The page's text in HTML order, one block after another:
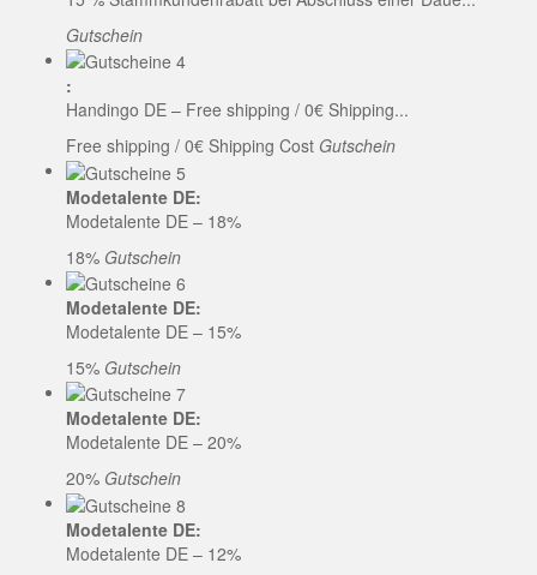
Gutschein
:
Handingo DE – Free shipping / 0€ Shipping...
Free shipping / 0€ Shipping Cost Gutschein
Modetalente DE:
Modetalente DE – 18%
18% Gutschein
Modetalente DE:
Modetalente DE – 15%
15% Gutschein
Modetalente DE:
Modetalente DE – 20%
20% Gutschein
Modetalente DE:
Modetalente DE – 12%